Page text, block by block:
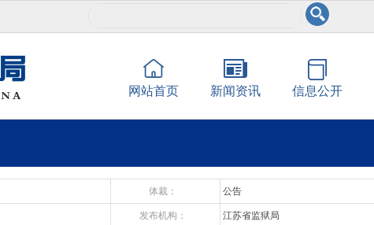
网站首页 新闻资讯 信息公开
体裁： 公告
发布机构： 江苏省监狱局